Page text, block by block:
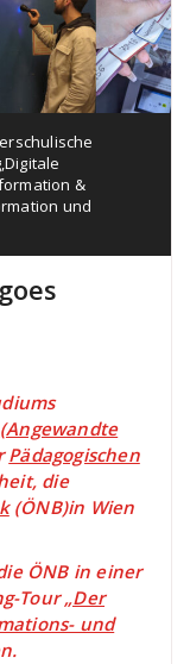
,Digitale
&
und
Pädagogischen
die
(ÖNB)in Wien
ÖNB in einer
Tour„Der
und